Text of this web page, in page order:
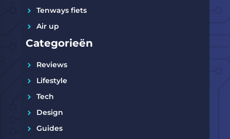
Tenways fiets
Air up
Categorieën
Reviews
Lifestyle
Tech
Design
Guides